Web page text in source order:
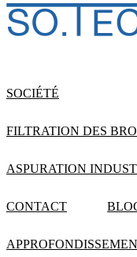
SOCIÉTÉ
FILTRATION DES
ASPURATION
CONTACT